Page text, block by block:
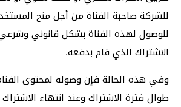
للشركة صاحبة القناة من أجل منح
الاشتراك الذي قام بدفعه.
وفي هذه الحالة فإن وصوله لمحتوى
طوال فترة الاشتراك وعند انتهاء